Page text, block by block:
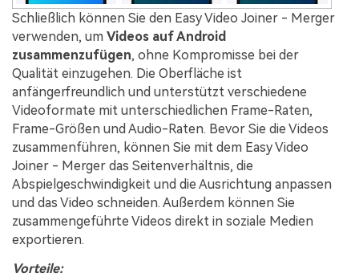
Schließlich können Sie den Easy Video Joiner - Merger
verwenden, um Videos auf Android
zusammenzufügen, ohne Kompromisse bei der
Qualität einzugehen. Die Oberfläche ist
anfängerfreundlich und unterstützt verschiedene
Videoformate mit unterschiedlichen Frame-Raten,
Frame-Größen und Audio-Raten. Bevor Sie die Videos
zusammenführen, können Sie mit dem Easy Video
Joiner - Merger das Seitenverhältnis, die
Abspielgeschwindigkeit und die Ausrichtung anpassen
und das Video schneiden. Außerdem können Sie
zusammengeführte Videos direkt in soziale Medien
exportieren.
Vorteile: